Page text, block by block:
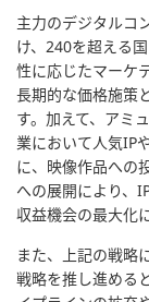
主力のデジタルコ
け、240を超える
性に応じたマーケ
長期的な価格施策
す。加えて、アミ
業において人気IP
に、映像作品への
への展開により、
収益機会の最大化
また、上記の戦略
戦略を推し進める